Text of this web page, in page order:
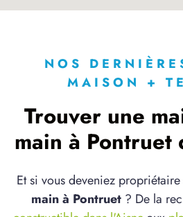
NOS
MAISON +
Trouver une
main à Pontruet
Et si vous deveniez
main à Pontruet? De la